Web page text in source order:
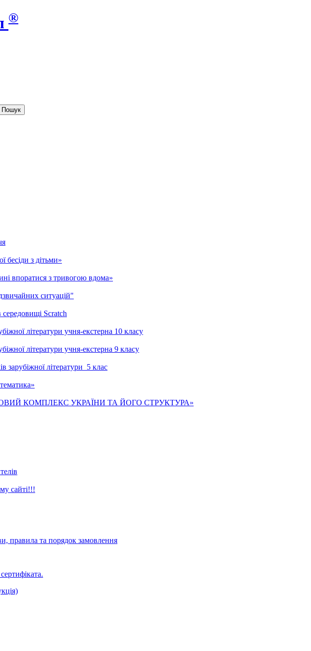
®
бесіди з дітьми»
впоратися з тривогою вдома»
ситуацій"
Scratch
літератури учня-екстерна 10 класу
літератури учня-екстерна 9 класу
зарубіжної літератури 5 клас
КОМПЛЕКС УКРАЇНИ ТА ЙОГО СТРУКТУРА»
сайті!!!
правила та порядок замовлення